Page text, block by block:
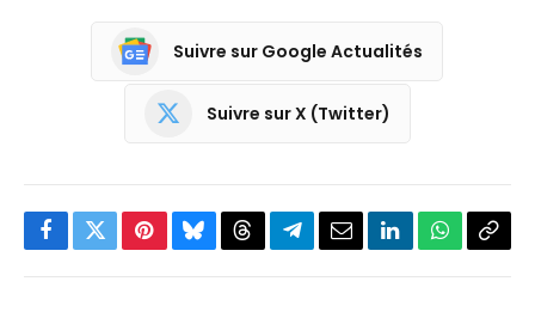
Suivre sur Google Actualités
Suivre sur X (Twitter)
Facebook
TwitterPinterestBlueskyThreadsPartagerEmailLinkedInWhatsApp